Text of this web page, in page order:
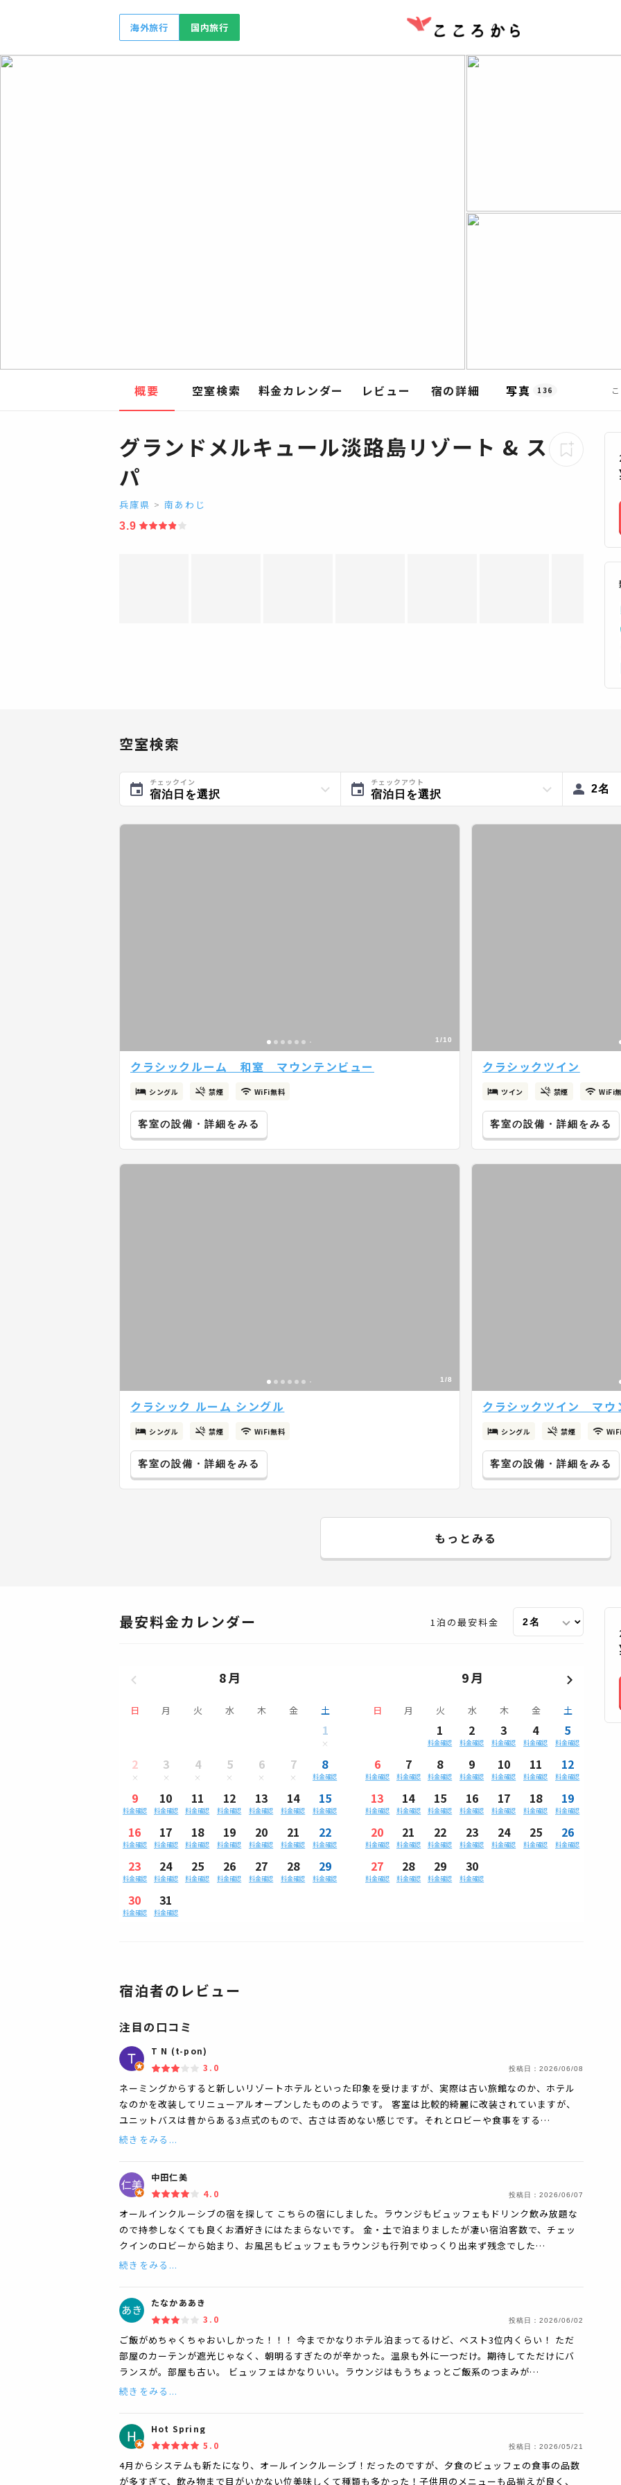
海外旅行 国内旅行
概要 空室検索 料金カレンダー レビュー 宿の詳細 写真 136
グランドメルキュール淡路島リゾート & ス
パ
兵庫県 > 南あわじ
3.9
空室検索
チェックイン
宿泊日を選択
チェックアウト
宿泊日を選択 2名
1/10
クラシックルーム 和室 マウンテンビュー
シングル 禁煙 WiFi無料
客室の設備・詳細をみる
クラシックツイン
ツイン 禁煙 WiFi
客室の設備・詳細をみる
1/8
クラシック ルーム シングル
シングル 禁煙 WiFi無料
客室の設備・詳細をみる
クラシックツイン マウ
シングル 禁煙
客室の設備・詳細をみる
もっとみる
最安料金カレンダー 1泊の最安料金
8月
日 月 火 水 木 金 土
1
2 3 4 5 6 7 8
料金確認
9
料金確認
10
料金確認
11
料金確認
12
料金確認
13
料金確認
14
料金確認
15
料金確認
16
料金確認
17
料金確認
18
料金確認
19
料金確認
20
料金確認
21
料金確認
22
料金確認
23
料金確認
24
料金確認
25
料金確認
26
料金確認
27
料金確認
28
料金確認
29
料金確認
30
料金確認
31
料金確認
9月
日 月 火 水 木 金 土
1
料金確認
2
料金確認
3
料金確認
4
料金確認
5
料金確認
6
料金確認
7
料金確認
8
料金確認
9
料金確認
10
料金確認
11
料金確認
12
料金確認
13
料金確認
14
料金確認
15
料金確認
16
料金確認
17
料金確認
18
料金確認
19
料金確認
20
料金確認
21
料金確認
22
料金確認
23
料金確認
24
料金確認
25
料金確認
26
料金確認
27
料金確認
28
料金確認
29
料金確認
30
料金確認
宿泊者のレビュー
注目の口コミ
T N (t-pon)
3.0
投稿日： 2026/06/08
ネーミングからすると新しいリゾートホテルといった印象を受けますが、実際は古い旅館なのか、ホテル
なのかを改装してリニューアルオープンしたもののようです。 客室は比較的綺麗に改装されていますが、
ユニットバスは昔からある3点式のもので、古さは否めない感じです。それとロビーや食事をする…
続きをみる...
中田仁美
4.0
投稿日： 2026/06/07
オールインクルーシブの宿を探して こちらの宿にしました。ラウンジもビュッフェもドリンク飲み放題な
ので持参しなくても良くお酒好きにはたまらないです。 金・土で泊まりましたが凄い宿泊客数で、チェッ
クインのロビーから始まり、お風呂もビュッフェもラウンジも行列でゆっくり出来ず残念でした…
続きをみる...
たなかああき
3.0
投稿日： 2026/06/02
ご飯がめちゃくちゃおいしかった！！！ 今までかなりホテル泊まってるけど、ベスト3位内くらい！ ただ
部屋のカーテンが遮光じゃなく、朝明るすぎたのが辛かった。温泉も外に一つだけ。期待してただけにバ
ランスが。部屋も古い。 ビュッフェはかなりいい。ラウンジはもうちょっとご飯系のつまみが…
続きをみる...
Hot Spring
5.0
投稿日： 2026/05/21
4月からシステムも新たになり、オールインクルーシブ！だったのですが、夕食のビュッフェの食事の品数
が多すぎて、飲み物まで目がいかない位美味しくて種類も多かった！子供用のメニューも品揃えが良く、